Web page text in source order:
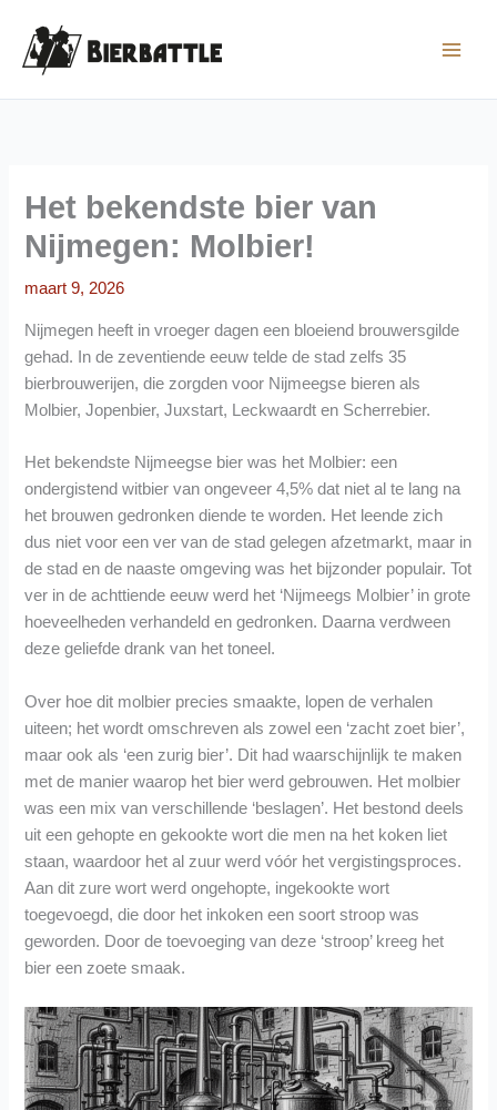
naar
Het bekendste bier van
Nijmegen: Molbier!
maart 9, 2026
Nijmegen heeft in vroeger dagen een bloeiend brouwersgilde
gehad. In de zeventiende eeuw telde de stad zelfs 35
bierbrouwerijen, die zorgden voor Nijmeegse bieren als
Molbier, Jopenbier, Juxstart, Leckwaardt en Scherrebier.
Het bekendste Nijmeegse bier was het Molbier: een
ondergistend witbier van ongeveer 4,5% dat niet al te lang na
het brouwen gedronken diende te worden. Het leende zich
dus niet voor een ver van de stad gelegen afzetmarkt, maar in
de stad en de naaste omgeving was het bijzonder populair. Tot
ver in de achttiende eeuw werd het ‘Nijmeegs Molbier’ in grote
hoeveelheden verhandeld en gedronken. Daarna verdween
deze geliefde drank van het toneel.
Over hoe dit molbier precies smaakte, lopen de verhalen
uiteen; het wordt omschreven als zowel een ‘zacht zoet bier’,
maar ook als ‘een zurig bier’. Dit had waarschijnlijk te maken
met de manier waarop het bier werd gebrouwen. Het molbier
was een mix van verschillende ‘beslagen’. Het bestond deels
uit een gehopte en gekookte wort die men na het koken liet
staan, waardoor het al zuur werd vóór het vergistingsproces.
Aan dit zure wort werd ongehopte, ingekookte wort
toegevoegd, die door het inkoken een soort stroop was
geworden. Door de toevoeging van deze ‘stroop’ kreeg het
bier een zoete smaak.